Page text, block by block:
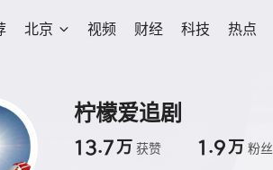
北京 视频 财经 科技 热点
柠檬爱追剧
13.7万 获赞 1.9万 粉丝